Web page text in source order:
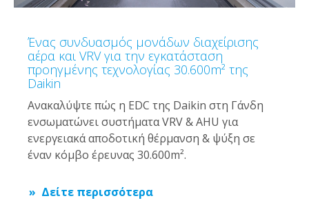
Ένας συνδυασμός μονάδων διαχείρισης
αέρα και VRV για την εγκατάσταση
προηγμένης τεχνολογίας 30.600m² της
Daikin
Ανακαλύψτε πώς η EDC της Daikin στη Γάνδη
ενσωματώνει συστήματα VRV & AHU για
ενεργειακά αποδοτική θέρμανση & ψύξη σε
έναν κόμβο έρευνας 30.600m².
Δείτε περισσότερα